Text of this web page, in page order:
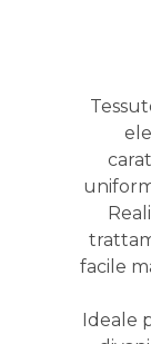
facile
Ideale